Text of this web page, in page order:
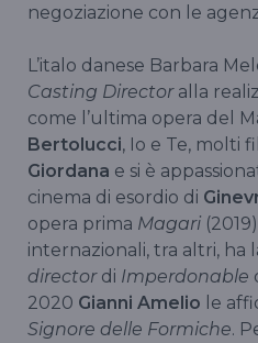
negoziazione con le
L’italo danese Barbara
Casting Directoralla
come l’ultima opera del
Bertolucci, Io e Te, molti
Giordana e si è
cinema di esordio di
opera prima Magari
internazionali, tra altri, ha
directordi Imperdonable
2020 Gianni Amelio le
Signore delle Formiche.